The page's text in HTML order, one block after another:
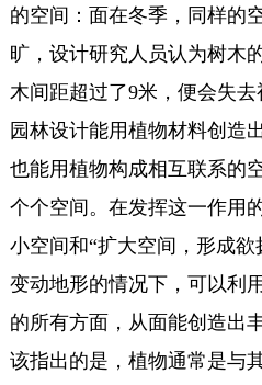
的空间：面在冬季，同样的
旷，设计研究人员认为树木
木间距超过了9米，便会失去
园林设计能用植物材料创造
也能用植物构成相互联系的
个个空间。在发挥这一作用
小空间和“扩大空间，形成
变动地形的情况下，可以利
的所有方面，从面能创造出
该指出的是，植物通常是与